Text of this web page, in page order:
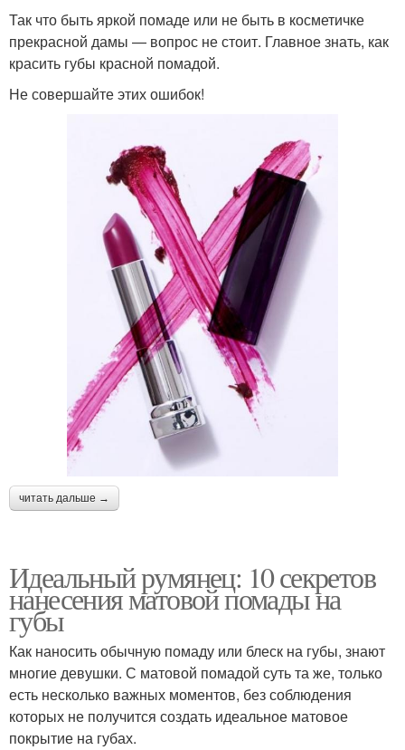
Так что быть яркой помаде или не быть в косметичке
прекрасной дамы — вопрос не стоит. Главное знать, как
красить губы красной помадой.
Не совершайте этих ошибок!
читать дальше →
Идеальный румянец: 10 секретов
нанесения матовой помады на
губы
Как наносить обычную помаду или блеск на губы, знают
многие девушки. С матовой помадой суть та же, только
есть несколько важных моментов, без соблюдения
которых не получится создать идеальное матовое
покрытие на губах.